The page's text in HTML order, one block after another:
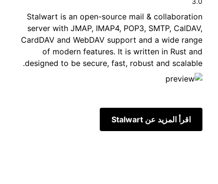
Stalwart is an open-source mail & collaboration
server with JMAP, IMAP4, POP3, SMTP, CalDAV,
CardDAV and WebDAV support and a wide range
of modern features. It is written in Rust and
designed to be secure, fast, robust and scalable.
اقرأ المزيد عن Stalwart